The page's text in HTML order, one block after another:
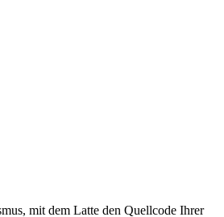
mit dem Latte den Quellcode Ihrer